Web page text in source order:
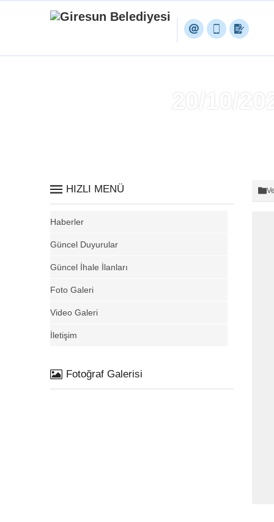
20/10/
HIZLI MENÜ
Haberler
Güncel Duyurular
Güncel İhale İlanları
Foto Galeri
Video Galeri
İletişim
Fotoğraf Galerisi